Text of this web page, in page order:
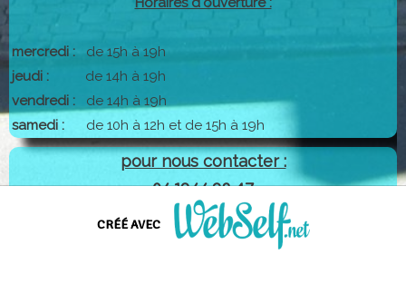
mercredi : de 15h à 19h
jeudi : de 14h à 19h
vendredi : de 14h à 19h
samedi :
de 10h à 12h et de 15h à 19h
pour nous contacter :
06.19.66.23.47
CRÉÉ AVEC